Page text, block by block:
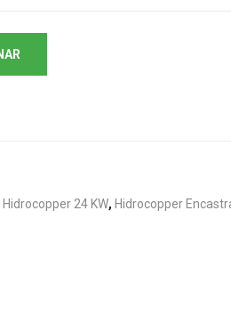
Hidrocopper 24 KW, Hidrocopper